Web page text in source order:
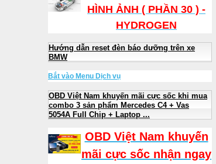
HÌNH ẢNH ( PHẦN 30 ) -
HYDROGEN
Hướng dẫn reset đèn báo dưỡng trên xe
BMW
Bắt vào Menu Dịch vụ
OBD Việt Nam khuyến mãi cực sốc khi mua
combo 3 sản phẩm Mercedes C4 + Vas
5054A Full Chip + Laptop ...
OBD Việt Nam khuyến
mãi cực sốc nhận ngay